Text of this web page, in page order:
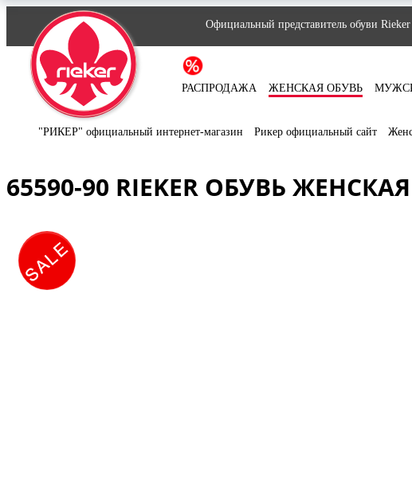
Официальный представитель обуви
РАСПРОДАЖА ЖЕНСКАЯ ОБУВЬ
"РИКЕР" официальный интернет-магазин Рикер официальный сайт
65590-90 RIEKER ОБУВЬ ЖЕНСКАЯ